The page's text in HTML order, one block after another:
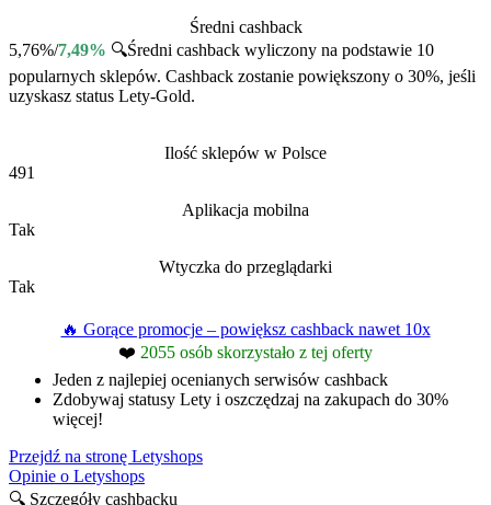
Średni cashback
5,76%/7,49% 🔍Średni cashback wyliczony na podstawie 10
popularnych sklepów. Cashback zostanie powiększony o 30%, jeśli
uzyskasz status Lety-Gold.
Ilość sklepów w Polsce
491
Aplikacja mobilna
Tak
Wtyczka do przeglądarki
Tak
🔥 Gorące promocje – powiększ cashback nawet 10x
❤️ 2055 osób skorzystało z tej oferty
Jeden z najlepiej ocenianych serwisów cashback
Zdobywaj statusy Lety i oszczędzaj na zakupach do 30%
więcej!
Przejdź na stronę Letyshops
Opinie o Letyshops
🔍 Szczegóły cashbacku